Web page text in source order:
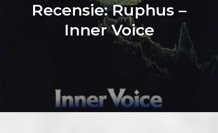
Recensie: Ruphus –
Inner Voice